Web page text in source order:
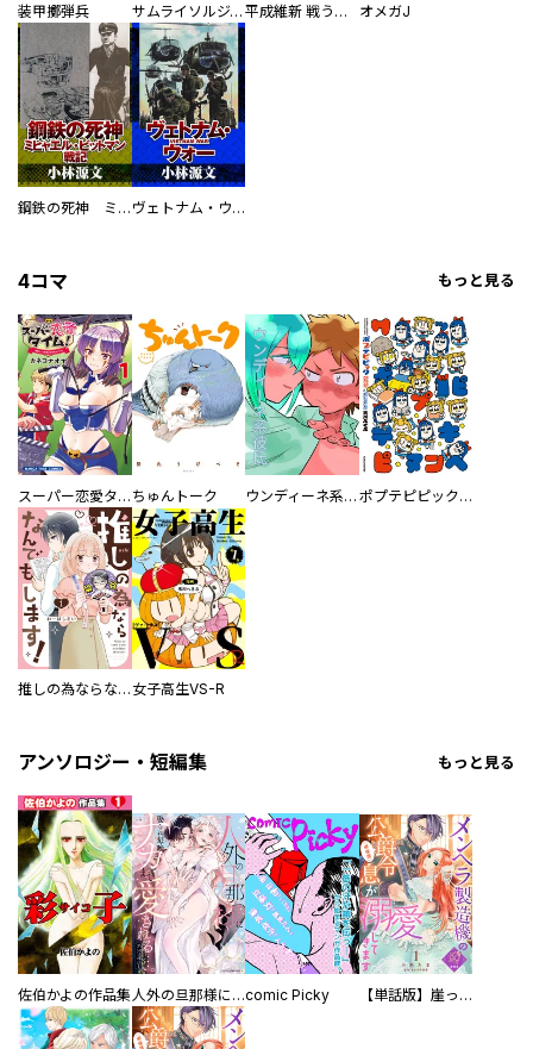
装甲擲弾兵 サムライソルジャー SAMURAI SOLDIER 平成維新 戦う自衛隊 オメガJ
鋼鉄の死神 ミヒャエル・ビットマン戦記 ヴェトナム・ウォー VIETNAM WAR
4コマ もっと見る
スーパー恋愛タイム！～現場でドＳな彼女は自宅でデレる～ ちゅんトーク ウンディーネ系彼氏 ポプテピピック SEASON EIGHT
推しの為ならなんでもします！ 女子高生VS-R
アンソロジー・短編集 もっと見る
佐伯かよの作品集 人外の旦那様に娶られ毎晩ナカまで愛される…。アンソロジーcomic Picky 【単話版】崖っぷち令嬢ですが、意地と策略で幸せになります！シリーズ